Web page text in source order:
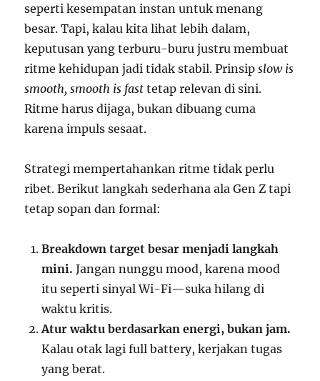
seperti kesempatan instan untuk menang
besar. Tapi, kalau kita lihat lebih dalam,
keputusan yang terburu-buru justru membuat
ritme kehidupan jadi tidak stabil. Prinsipslow is
smooth, smooth is fast tetap relevan di sini.
Ritme harus dijaga, bukan dibuang cuma
karena impuls sesaat.
Strategi mempertahankan ritme tidak perlu
ribet. Berikut langkah sederhana ala Gen Z tapi
tetap sopan dan formal:
Breakdown target besar menjadi langkah
mini. Jangan nunggu mood, karena mood
itu seperti sinyal Wi-Fi—suka hilang di
waktu kritis.
Atur waktu berdasarkan energi, bukan jam.
Kalau otak lagi full battery, kerjakan tugas
yang berat.